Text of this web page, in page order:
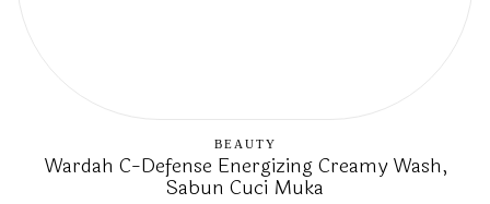
BEAUTY
Wardah C-Defense Energizing Creamy Wash,
Sabun Cuci Muka